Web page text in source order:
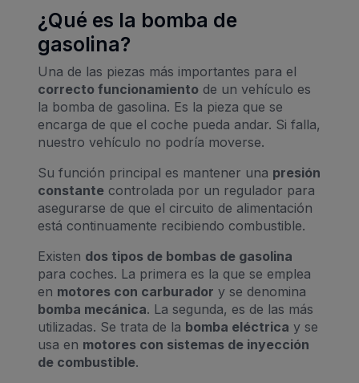
¿Qué es la bomba de
gasolina?
Una de las piezas más importantes para el
correcto funcionamiento de un vehículo es
la bomba de gasolina. Es la pieza que se
encarga de que el coche pueda andar. Si falla,
nuestro vehículo no podría moverse.
Su función principal es mantener una presión
constante controlada por un regulador para
asegurarse de que el circuito de alimentación
está continuamente recibiendo combustible.
Existen dos tipos de bombas de gasolina
para coches. La primera es la que se emplea
en motores con carburador y se denomina
bomba mecánica. La segunda, es de las más
utilizadas. Se trata de la bomba eléctrica y se
usa en motores con sistemas de inyección
de combustible.